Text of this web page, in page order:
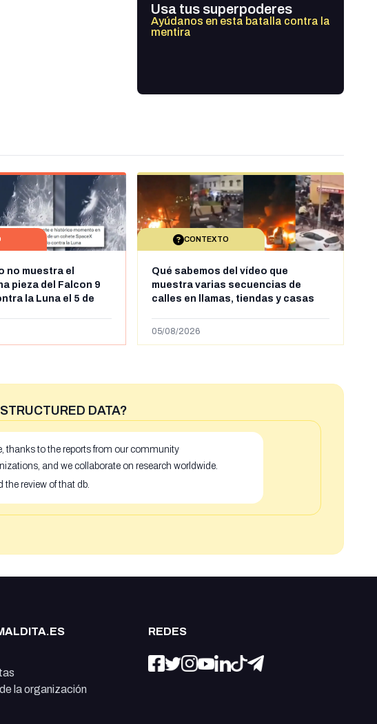
Usa tus superpoderes
Ayúdanos en esta batalla contra la
mentira
no muestra el
pieza del Falcon 9
la Luna el 5 de
2026
CONTEXTO
Qué sabemos del vídeo que
muestra varias secuencias de
calles en llamas, tiendas y casas
supuestamente en España tras la
05/08/2026
DATA?
thanks to the reports from our community
and we collaborate on research worldwide.
review of that db.
la organización
REDES